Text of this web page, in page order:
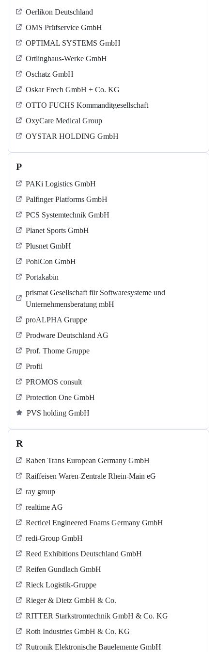
Oerlikon Deutschland
OMS Prüfservice GmbH
OPTIMAL SYSTEMS GmbH
Ortlinghaus-Werke GmbH
Oschatz GmbH
Oskar Frech GmbH + Co. KG
OTTO FUCHS Kommanditgesellschaft
OxyCare Medical Group
OYSTAR HOLDING GmbH
P
PAKi Logistics GmbH
Palfinger Platforms GmbH
PCS Systemtechnik GmbH
Planet Sports GmbH
Plusnet GmbH
PohlCon GmbH
Portakabin
prismat Gesellschaft für Softwaresysteme und
Unternehmensberatung mbH
proALPHA Gruppe
Prodware Deutschland AG
Prof. Thome Gruppe
Profil
PROMOS consult
Protection One GmbH
PVS holding GmbH
R
Raben Trans European Germany GmbH
Raiffeisen Waren-Zentrale Rhein-Main eG
ray group
realtime AG
Recticel Engineered Foams Germany GmbH
redi-Group GmbH
Reed Exhibitions Deutschland GmbH
Reifen Gundlach GmbH
Rieck Logistik-Gruppe
Rieger & Dietz GmbH & Co.
RITTER Starkstromtechnik GmbH & Co. KG
Roth Industries GmbH & Co. KG
Rutronik Elektronische Bauelemente GmbH